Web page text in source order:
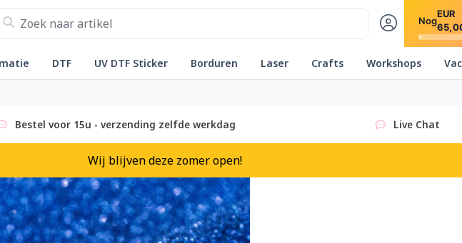
Nog
EUR
DTF UV DTF Sticker Borduren Laser Crafts Workshops
Bestel voor 15u - verzending zelfde werkdag Live Chat
Wij blijven deze zomer open!